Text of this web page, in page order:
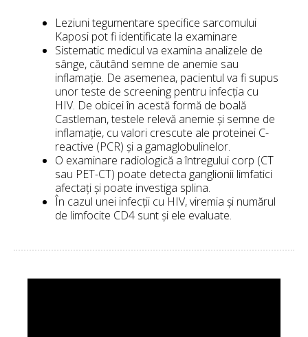
Leziuni tegumentare specifice sarcomului
Kaposi pot fi identificate la examinare
Sistematic medicul va examina analizele de
sânge, căutând semne de anemie sau
inflamație. De asemenea, pacientul va fi supus
unor teste de screening pentru infecția cu
HIV. De obicei în acestă formă de boală
Castleman, testele relevă anemie și semne de
inflamație, cu valori crescute ale proteinei C-
reactive (PCR) și a gamaglobulinelor.
O examinare radiologică a întregului corp (CT
sau PET-CT) poate detecta ganglionii limfatici
afectați și poate investiga splina.
În cazul unei infecții cu HIV, viremia și numărul
de limfocite CD4 sunt și ele evaluate.